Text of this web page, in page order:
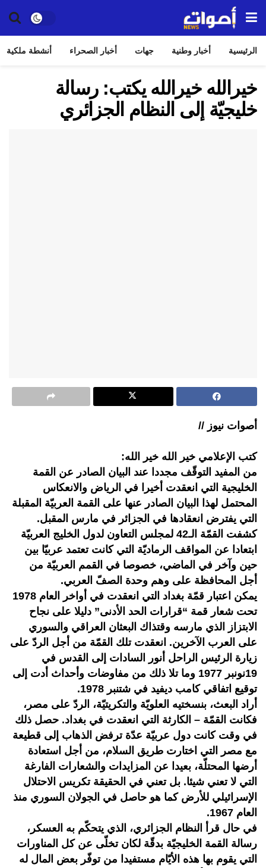
الرئيسية أخبار وطنية جهات أخبار الصحراء أنشطة ملكية
خيرالله خيرالله يكتب: رسالة
خليجيّة إلى النظام الجزائري
أصوات نيوز //
كتب الإعلامي خير الله خير الله:
من المفيد التوقّف مجددا عند البيان الصادر عن القمة
الخليجية التي انعقدت أخيرا في الرياض والانعكاس
المحتمل لهذا البيان الصادر عنها على القمة العربيّة المقبلة
التي يفترض انعقادها في الجزائر في مارس المقبل.
كشفت القمّة الـ42 لمجلس التعاون لدول الخليج العربيّة
ابتعادا عن المواقف الرماديّة التي كانت تعتمد عربيّا بين
حين وآخر في الماضي، خصوصا في القمم العربيّة من
أجل المحافظة على وهم وحدة الصفّ العربي.
يمكن اعتبار قمّة بغداد التي انعقدت في أواخر العام 1978
تحت شعار قمة “قرارات الحد الأدنى” دليلا على نجاح
الابتزاز الذي مارسه وقتذاك البعثان العراقي والسوري
على العرب الآخرين. انعقدت تلك القمّة من أجل الردّ على
زيارة الرئيس الراحل أنور السادات إلى القدس في
19نونبر 1977 وما تلا ذلك من مفاوضات وأحداث أدت إلى
توقيع اتفاقي كامب ديفيد في شتنبر 1978.
أراد البعث، بنسختيه العلويّة والتكريتيّة، الردّ على مصر،
فكانت القمّة – الكارثة التي انعقدت في بغداد. حصل ذلك
في وقت كانت دول عربيّة عدّة ترفض الذهاب إلى قطيعة
مع مصر التي اختارت طريق السلام، من أجل استعادة
أرضها المحتلّة، بعيدا عن المزايدات والشعارات الفارغة
التي لا تعني شيئا. بل تعني في الحقيقة تكريس الاحتلال
الإسرائيلي للأرض كما هو حاصل في الجولان السوري منذ
العام 1967.
في حال قرأ النظام الجزائري، الذي يتحكّم به العسكر،
رسالة القمة الخليجيّة بدقّة لكان تخلّى عن كل المناورات
التي يقوم بها هذه الأيّام مستفيدا من توفّر بعض المال له